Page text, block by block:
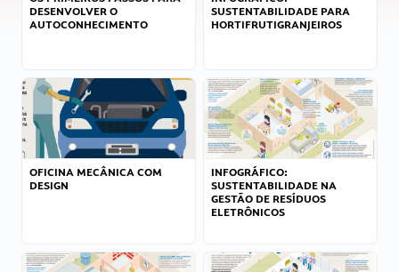
DESENVOLVER O
AUTOCONHECIMENTO
SUSTENTABILIDADE PARA
HORTIFRUTIGRANJEIROS
OFICINA MECÂNICA COM
DESIGN
INFOGRÁFICO:
SUSTENTABILIDADE NA
GESTÃO DE RESÍDUOS
ELETRÔNICOS